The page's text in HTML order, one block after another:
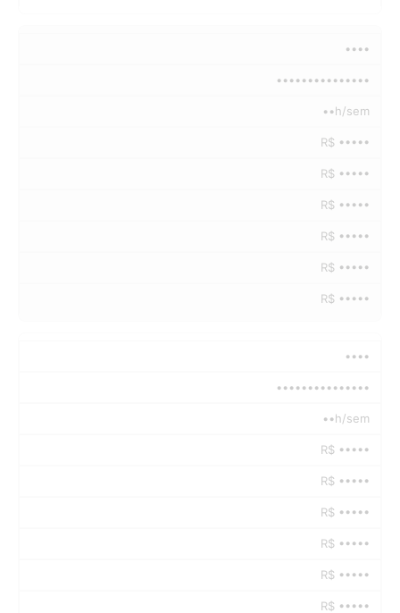
••••
•••••••••••••••
••h/sem
R$ •••••
R$ •••••
R$ •••••
R$ •••••
R$ •••••
R$ •••••
••••
•••••••••••••••
••h/sem
R$ •••••
R$ •••••
R$ •••••
R$ •••••
R$ •••••
R$ •••••